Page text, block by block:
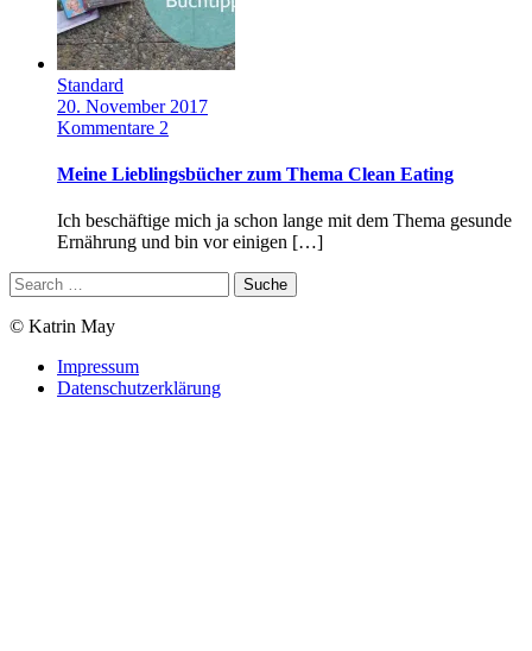
Standard
20. November 2017
Kommentare 2
Meine Lieblingsbücher zum Thema Clean Eating
Ich beschäftige mich ja schon lange mit dem Thema gesunde
Ernährung und bin vor einigen […]
© Katrin May
Impressum
Datenschutzerklärung